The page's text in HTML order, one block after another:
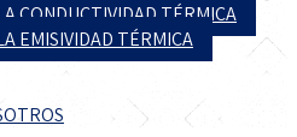
CONDUCTIVIDAD TÉRMICA
EMISIVIDAD TÉRMICA